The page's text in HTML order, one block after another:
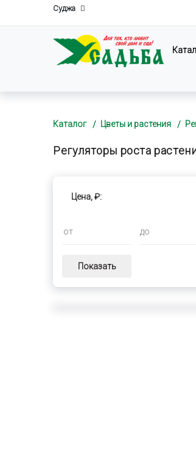
Суджа
Каталог Цветы и растения
Регуляторы роста
Цена, ₽:
Показать